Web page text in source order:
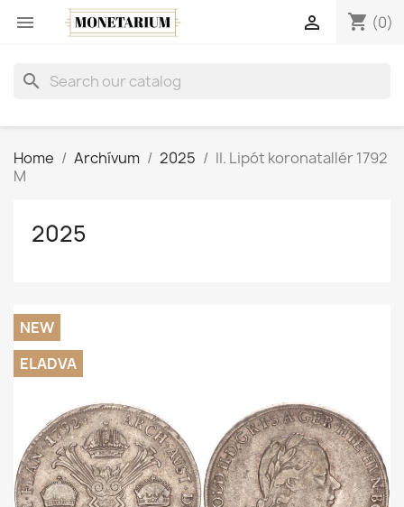
 shopping_cart (0)

search
Home Archívum 2025
II. Lipót koronatallér 1792
M
2025
NEW
ELADVA